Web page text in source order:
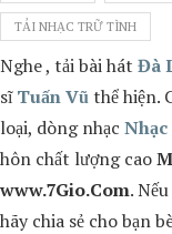
TẢI NHẠC TRỮ TÌNH
Nghe , tải bài hát Đà
sĩTuấn Vũthể hiện.
loại, dòng nhạc
hôn chất lượng cao
www.7Gio.Com.
hãy chia sẻ cho bạn